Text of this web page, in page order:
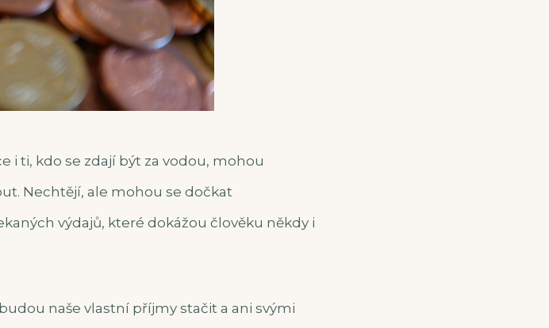
i ti, kdo se zdají být za vodou, mohou
Nechtějí, ale mohou se dočkat
výdajů, které dokážou člověku někdy i
naše vlastní příjmy stačit a ani svými